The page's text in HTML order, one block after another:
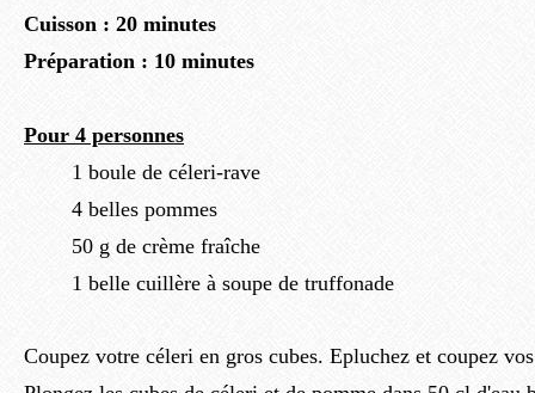
Cuisson : 20 minutes
Préparation : 10 minutes
Pour 4 personnes
1 boule de céleri-rave
4 belles pommes
50 g de crème fraîche
1 belle cuillère à soupe de truffonade
Coupez votre céleri en gros cubes. Epluchez et coupez